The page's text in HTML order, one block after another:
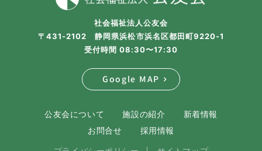
社会福祉法人公友会
〒431-2102 静岡県浜松市浜名区都田町9220-1
受付時間 08:30〜17:30
Google MAP
公友会について 施設の紹介
新着情報
お問合せ
採用情報